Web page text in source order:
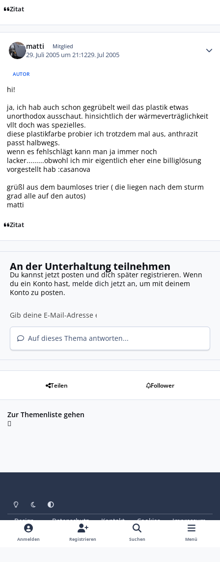
Zitat
matti Mitglied
29. Juli 2005 um 21:1229. Jul 2005
AUTOR
hi!
ja, ich hab auch schon gegrübelt weil das plastik etwas
unorthodox ausschaut. hinsichtlich der wärmeverträglichkeit
vllt doch was spezielles.
diese plastikfarbe probier ich trotzdem mal aus, anthrazit
passt halbwegs.
wenn es fehlschlägt kann man ja immer noch
lacker.........obwohl ich mir eigentlich eher eine billiglösung
vorgestellt hab :casanova
grüßl aus dem baumloses trier ( die liegen nach dem sturm
grad alle auf den autos)
matti
Zitat
An der Unterhaltung teilnehmen
Du kannst jetzt posten und dich später registrieren. Wenn
du ein Konto hast, melde dich jetzt an, um mit deinem
Konto zu posten.
Auf dieses Thema antworten...
Teilen Follower
Zur Themenliste gehen
Heller ModusDunkler Modus
Systemeinstellung
Design Datenschutz Kontakt Cookies
Impressum
© Copyright 2025 - SAABoteure e. V.
Powered by Invision Community
Anmelden Registrieren Suchen Menü